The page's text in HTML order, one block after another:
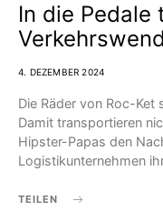
In die
4. DEZEMBER 2024
Die Räder von Roc-
Damit transportieren
Hipster-Papas den
Logistikunternehmen
TEILEN